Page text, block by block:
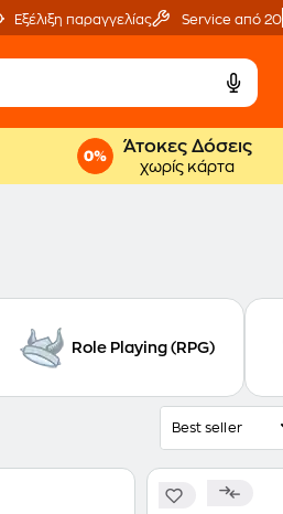
Εξέλιξη παραγγελίας Service από 20'
Άτοκες Δόσεις
χωρίς κάρτα
Role Playing (RPG)
Best seller